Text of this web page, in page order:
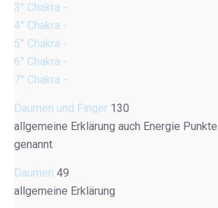
3° Chakra -
4° Chakra -
5° Chakra -
6° Chakra -
7° Chakra -
Daumen und Finger 130
allgemeine Erklärung auch Energie
genannt
Daumen 49
allgemeine Erklärung